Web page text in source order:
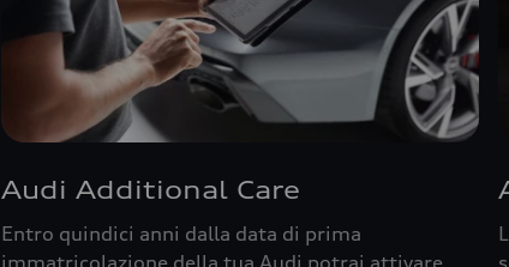
Audi Additional Care
Entro quindici anni dalla data di prima